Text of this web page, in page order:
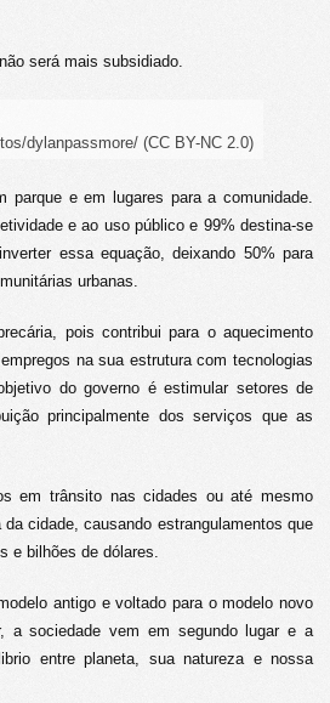
será mais subsidiado.
dylanpassmore/ (CC BY-NC 2.0)
parque e em lugares para a comunidade.
e ao uso público e 99% destina-se
essa equação, deixando 50% para
urbanas.
pois contribui para o aquecimento
na sua estrutura com tecnologias
do governo é estimular setores de
principalmente dos serviços que as
em trânsito nas cidades ou até mesmo
cidade, causando estrangulamentos que
e bilhões de dólares.
antigo e voltado para o modelo novo
a sociedade vem em segundo lugar e a
entre planeta, sua natureza e nossa